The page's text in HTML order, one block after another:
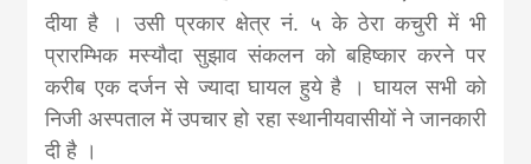
दीया है । उसी प्रकार क्षेत्र नं. ५ के ठेरा कचुरी में भी
प्रारम्भिक मस्यौदा सुझाव संकलन को बहिष्कार करने पर
करीब एक दर्जन से ज्यादा घायल हुये है । घायल सभी को
निजी अस्पताल में उपचार हो रहा स्थानीयवासीयों ने जानकारी
दी है ।